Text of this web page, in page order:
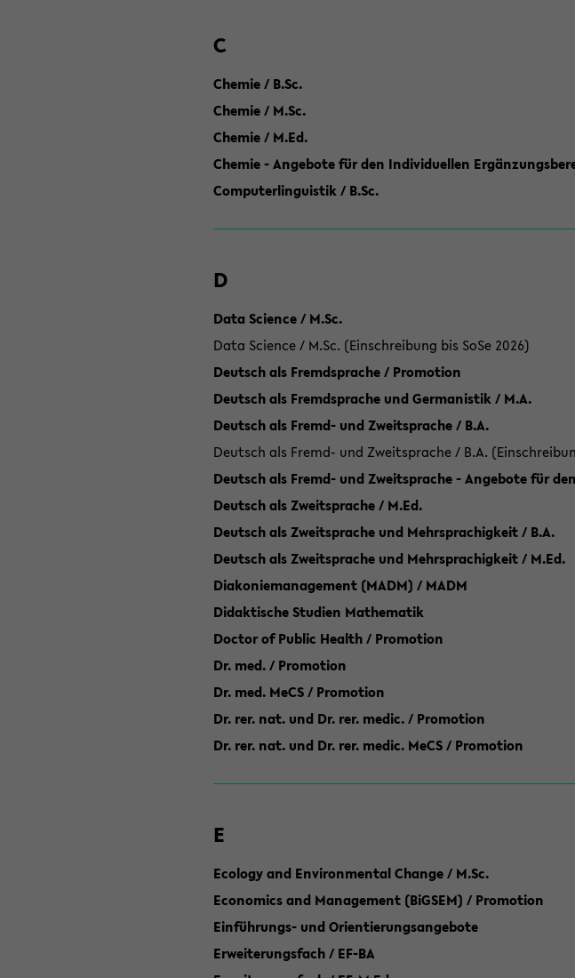
C
Chemie / B.Sc.
Chemie / M.Sc.
Chemie / M.Ed.
Chemie - Angebote für den Individuellen
Computerlinguistik / B.Sc.
D
Data Science / M.Sc.
Data Science / M.Sc. (Einschreibung bis SoSe 2026)
Deutsch als Fremdsprache / Promotion
Deutsch als Fremdsprache und Germanistik / M.A.
Deutsch als Fremd- und Zweitsprache / B.A.
Deutsch als Fremd- und Zweitsprache / B.A.
Deutsch als Fremd- und Zweitsprache - Angebote für
Deutsch als Zweitsprache / M.Ed.
Deutsch als Zweitsprache und Mehrsprachigkeit / B.A.
Deutsch als Zweitsprache und Mehrsprachigkeit / M.Ed.
Diakoniemanagement (MADM) / MADM
Didaktische Studien Mathematik
Doctor of Public Health / Promotion
Dr. med. / Promotion
Dr. med. MeCS / Promotion
Dr. rer. nat. und Dr. rer. medic. / Promotion
Dr. rer. nat. und Dr. rer. medic. MeCS / Promotion
E
Ecology and Environmental Change / M.Sc.
Economics and Management (BiGSEM) / Promotion
Einführungs- und Orientierungsangebote
Erweiterungsfach / EF-BA